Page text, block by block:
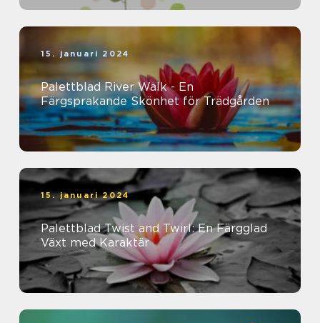
15. januari 2024
Palettblad River Walk - En
Färgsprakande Skönhet för Trädgården
15. januari 2024
Palettblad Twist and Twirl: En Färgglad
Växt med Karaktär